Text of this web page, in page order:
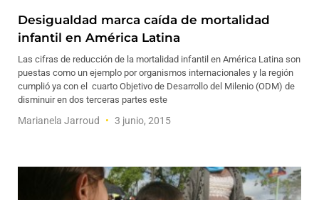
Desigualdad marca caída de mortalidad
infantil en América Latina
Las cifras de reducción de la mortalidad infantil en América Latina son
puestas como un ejemplo por organismos internacionales y la región
cumplió ya con el cuarto Objetivo de Desarrollo del Milenio (ODM) de
disminuir en dos terceras partes este
Marianela Jarroud 3 junio, 2015